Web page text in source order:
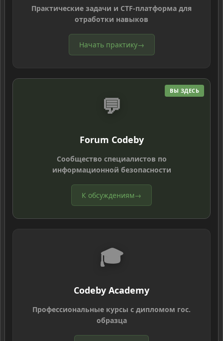
Практические задачи и CTF-платформа для
отработки навыков
Начать практику→
ВЫ ЗДЕСЬ
💬
Forum Codeby
Сообщество специалистов по
информационной безопасности
К обсуждениям→
🎓
Codeby Academy
Профессиональные курсы с дипломом гос.
образца